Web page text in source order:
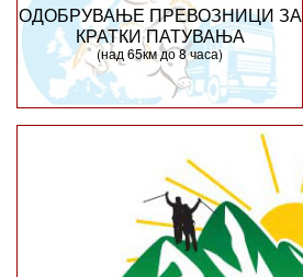
ОДОБРУВАЊЕ ПРЕВОЗНИЦИ ЗА
КРАТКИ ПАТУВАЊА
(над 65км до 8 часа)